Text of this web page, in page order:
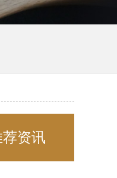
资讯